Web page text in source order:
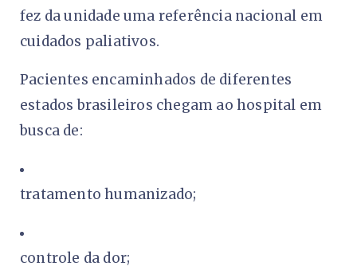
fez da unidade uma referência nacional em
cuidados paliativos.
Pacientes encaminhados de diferentes
estados brasileiros chegam ao hospital em
busca de:
tratamento humanizado;
controle da dor;